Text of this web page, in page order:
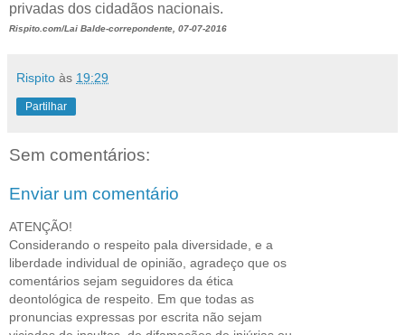
privadas dos cidadãos nacionais.
Rispito.com/Lai Balde-correpondente, 07-07-2016
Rispito às 19:29
Partilhar
Sem comentários:
Enviar um comentário
ATENÇÃO!
Considerando o respeito pala diversidade, e a
liberdade individual de opinião, agradeço que os
comentários sejam seguidores da ética
deontológica de respeito. Em que todas as
pronuncias expressas por escrita não sejam